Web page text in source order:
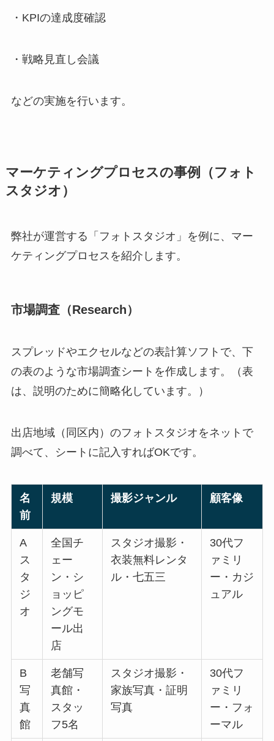
・KPIの達成度確認
・戦略見直し会議
などの実施を行います。
マーケティングプロセスの事例（フォト
スタジオ）
弊社が運営する「フォトスタジオ」を例に、マー
ケティングプロセスを紹介します。
市場調査（Research）
スプレッドやエクセルなどの表計算ソフトで、下
の表のような市場調査シートを作成します。（表
は、説明のために簡略化しています。）
出店地域（同区内）のフォトスタジオをネットで
調べて、シートに記入すればOKです。
名
前
規模 撮影ジャンル 顧客像
A
ス
タ
ジ
オ
全国チ
ェー
ン・シ
ョッピ
ングモ
ール出
店
スタジオ撮影・
衣装無料レンタ
ル・七五三
30代フ
ァミリ
ー・カジ
ュアル
B
写
真
館
老舗写
真館・
スタッ
フ5名
スタジオ撮影・
家族写真・証明
写真
30代フ
ァミリ
ー・フォ
ーマル